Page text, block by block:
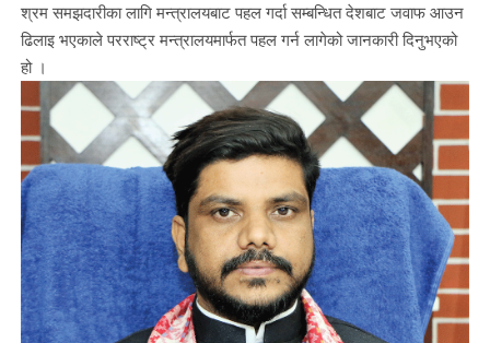
श्रम समझदारीका लागि मन्त्रालयबाट पहल गर्दा सम्बन्धित देशबाट जवाफ आउन
ढिलाइ भएकाले परराष्ट्र मन्त्रालयमार्फत पहल गर्न लागेको जानकारी दिनुभएको
हो ।